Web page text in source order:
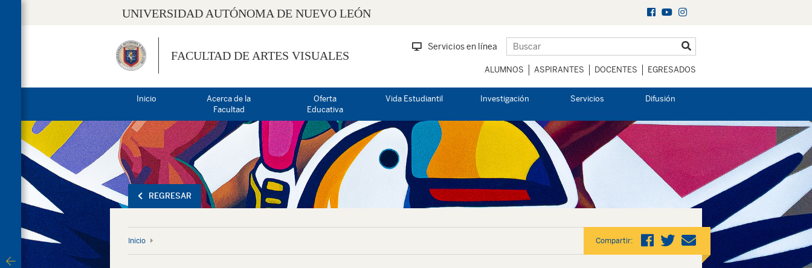
UNIVERSIDAD AUTÓNOMA DE NUEVO LEÓN
FACULTAD DE ARTES VISUALES
Servicios en línea
ALUMNOS ASPIRANTES DOCENTES EGRESADOS
Inicio
Acerca de la
Facultad
Oferta
Educativa
Vida Estudiantil Investigación Servicios Difusión
REGRESAR
Inicio Compartir: